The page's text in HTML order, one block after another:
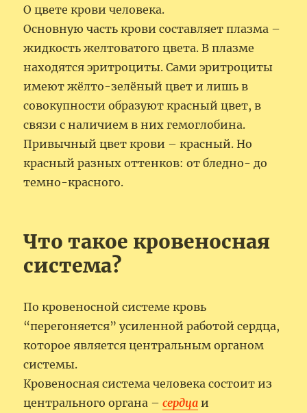
О цвете крови человека.
Основную часть крови составляет плазма –
жидкость желтоватого цвета. В плазме
находятся эритроциты. Сами эритроциты
имеют жёлто-зелёный цвет и лишь в
совокупности образуют красный цвет, в
связи с наличием в них гемоглобина.
Привычный цвет крови – красный. Но
красный разных оттенков: от бледно- до
темно-красного.
Что такое кровеносная
система?
По кровеносной системе кровь
“перегоняется” усиленной работой сердца,
которое является центральным органом
системы.
Кровеносная система человека состоит из
центрального органа –сердца и